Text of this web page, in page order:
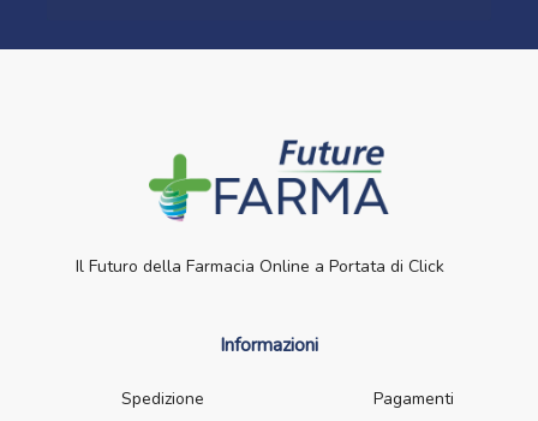
Il Futuro della Farmacia Online a Portata di Click
Informazioni
Spedizione
Pagamenti